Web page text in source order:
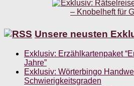
Unsere neusten
Exklusiv: Erzählkartenpaket
Jahre”
Exklusiv: Wörterbingo
Schwierigkeitsgraden